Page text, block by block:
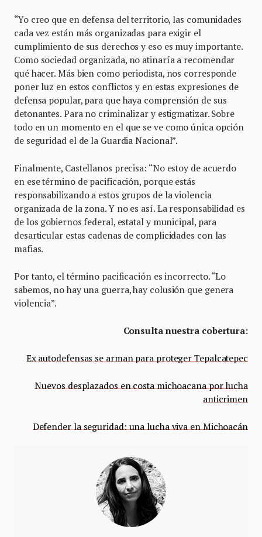
“Yo creo que en defensa del territorio, las comunidades
cada vez están más organizadas para exigir el
cumplimiento de sus derechos y eso es muy importante.
Como sociedad organizada, no atinaría a recomendar
qué hacer. Más bien como periodista, nos corresponde
poner luz en estos conflictos y en estas expresiones de
defensa popular, para que haya comprensión de sus
detonantes. Para no criminalizar y estigmatizar. Sobre
todo en un momento en el que se ve como única opción
de seguridad el de la Guardia Nacional”.
Finalmente, Castellanos precisa: “No estoy de acuerdo
en ese término de pacificación, porque estás
responsabilizando a estos grupos de la violencia
organizada de la zona. Y no es así. La responsabilidad es
de los gobiernos federal, estatal y municipal, para
desarticular estas cadenas de complicidades con las
mafias.
Por tanto, el término pacificación es incorrecto. “Lo
sabemos, no hay una guerra, hay colusión que genera
violencia”.
Consulta nuestra cobertura:
Ex autodefensas se arman para proteger Tepalcatepec
Nuevos desplazados en costa michoacana por lucha
anticrimen
Defender la seguridad: una lucha viva en Michoacán